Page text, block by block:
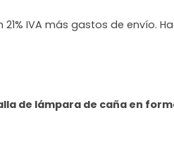
21% IVA más gastos de envío.
de lámpara de caña en